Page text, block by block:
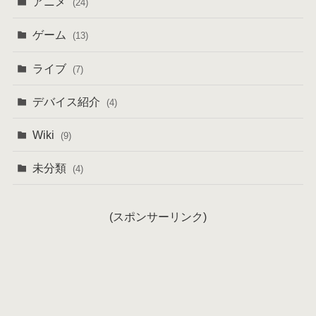
(24)
ゲーム (13)
ライブ (7)
デバイス紹介 (4)
Wiki (9)
未分類 (4)
(スポンサーリンク)